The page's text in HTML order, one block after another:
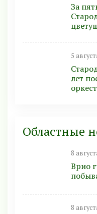
За
5
лет
Областные
8
Врио
8